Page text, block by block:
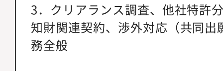
3．クリアランス調査、他社特許
知財関連契約、渉外対応（共同
務全般